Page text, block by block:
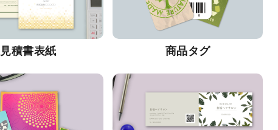
見積書表紙 商品タグ